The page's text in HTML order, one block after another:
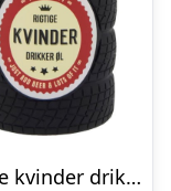
Rigtige kvinder drikker øl – Dåsekøler